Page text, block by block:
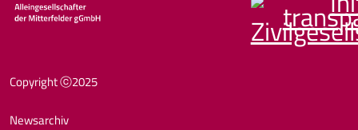
Fußzeile
Copyright ⓒ2025
Newsarchiv